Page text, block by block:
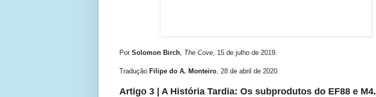
Por Solomon Birch The Cove , 15 de julho de 2019.
Tradução Filipe do A. Monteiro , 28 de abril de 2020.
Artigo 3 | A História Tardia: Os subprodutos do EF88 e M4.